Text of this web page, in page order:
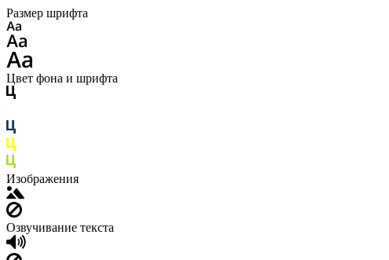
Размер шрифта
Цвет фона и шрифта
Изображения
Озвучивание текста